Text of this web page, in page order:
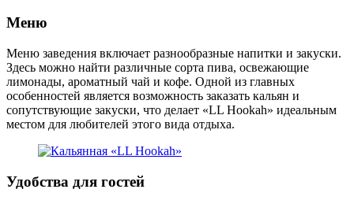
Меню
Меню заведения включает разнообразные напитки и закуски.
Здесь можно найти различные сорта пива, освежающие
лимонады, ароматный чай и кофе. Одной из главных
особенностей является возможность заказать кальян и
сопутствующие закуски, что делает «LL Hookah» идеальным
местом для любителей этого вида отдыха.
Удобства для гостей